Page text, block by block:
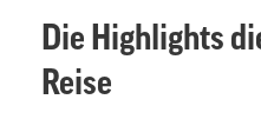
Die Highlights
Reise